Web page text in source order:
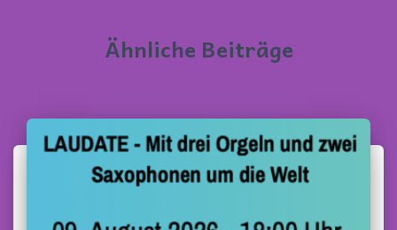
Ähnliche Beiträge